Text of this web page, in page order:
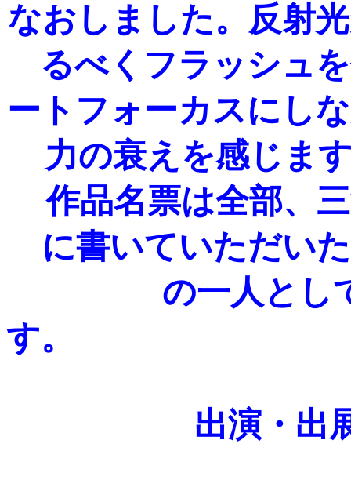
なおしました。反射
るべくフラッシュ
ートフォーカスにし
力の衰え
作品名票は全部、
に書いていただい
の一人とし
出演・出